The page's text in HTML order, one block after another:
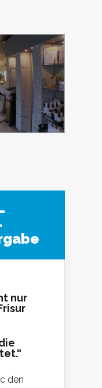
nur
den